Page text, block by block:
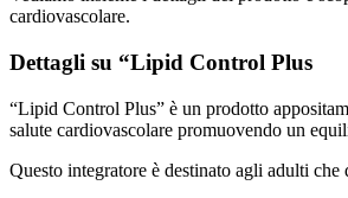
cardiovascolare.
Dettagli su “Lipid Control Plus
“Lipid Control Plus” è un prodotto
salute cardiovascolare promuovendo un
Questo integratore è destinato agli adulti